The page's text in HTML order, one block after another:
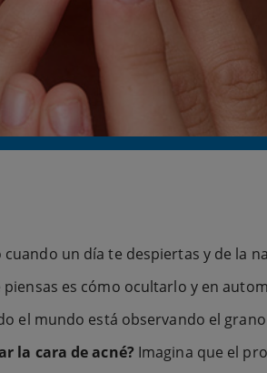
cuando un día te despiertas y de la
es cómo ocultarlo y en
el mundo está observando el
la cara de acné? Imagina que el